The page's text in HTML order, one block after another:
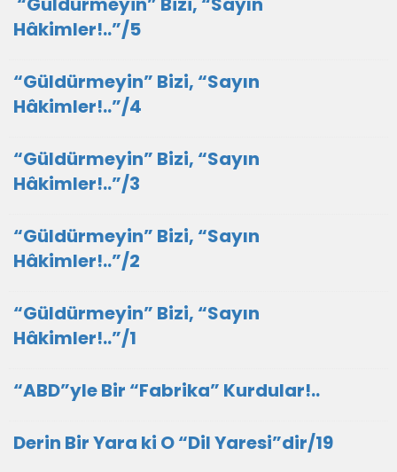
Hâkimler!..”/5
“Güldürmeyin” Bizi, “Sayın
Hâkimler!..”/4
“Güldürmeyin” Bizi, “Sayın
Hâkimler!..”/3
“Güldürmeyin” Bizi, “Sayın
Hâkimler!..”/2
“Güldürmeyin” Bizi, “Sayın
Hâkimler!..”/1
“ABD”yle Bir “Fabrika” Kurdular!..
Derin Bir Yara ki O “Dil Yaresi”dir/19